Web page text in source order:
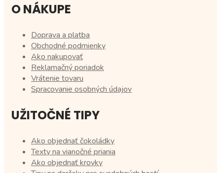
O NÁKUPE
Doprava a platba
Obchodné podmienky
Ako nakupovať
Reklamačný poriadok
Vrátenie tovaru
Spracovanie osobných údajov
UŽITOČNÉ TIPY
Ako objednať čokoládky
Texty na vianočné priania
Ako objednať krovky